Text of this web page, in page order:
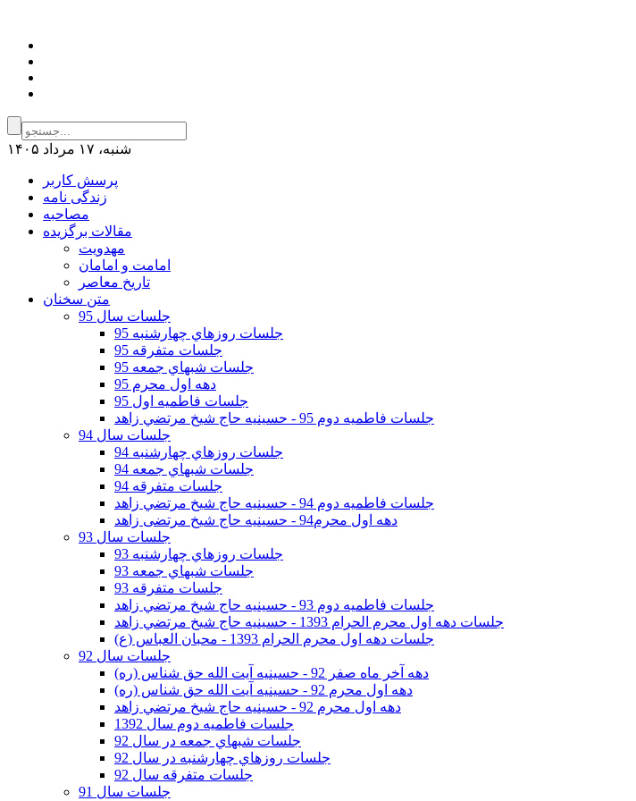
شنبه، ۱۷ مرداد ۱۴۰۵
پرسش کاربر
زندگی نامه
مصاحبه
مقالات برگزیده
مهدویت
امامت و امامان
تاریخ معاصر
متن سخنان
جلسات سال 95
جلسات روزهاي چهارشنبه 95
جلسات متفرقه 95
جلسات شبهاي جمعه 95
دهه اول محرم 95
جلسات فاطمیه اول 95
جلسات فاطمیه دوم 95 - حسينيه حاج شيخ مرتضي زاهد
جلسات سال 94
جلسات روزهاي چهارشنبه 94
جلسات شبهاي جمعه 94
جلسات متفرقه 94
جلسات فاطميه دوم 94 - حسينيه حاج شيخ مرتضي زاهد
دهه اول محرم94 - حسینیه حاج شیخ مرتضی زاهد
جلسات سال 93
جلسات روزهاي چهارشنبه 93
جلسات شبهاي جمعه 93
جلسات متفرقه 93
جلسات فاطميه دوم 93 - حسينيه حاج شيخ مرتضي زاهد
جلسات دهه اول محرم الحرام 1393 - حسينيه حاج شيخ مرتضي زاهد
جلسات دهه اول محرم الحرام 1393 - محبان العباس (ع)
جلسات سال 92
دهه آخر ماه صفر 92 - حسينيه آيت الله حق شناس (ره)
دهه اول محرم 92 - حسينيه آيت الله حق شناس (ره)
دهه اول محرم 92 - حسينيه حاج شيخ مرتضي زاهد
جلسات فاطميه دوم سال 1392
جلسات شبهاي جمعه در سال 92
جلسات روزهاي چهارشنبه در سال 92
جلسات متفرقه سال 92
جلسات سال 91